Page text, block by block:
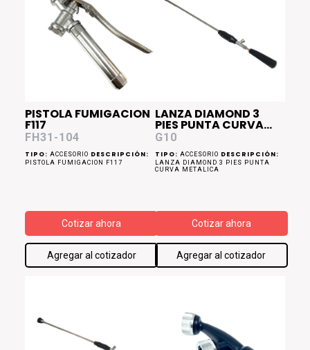
PISTOLA FUMIGACION
F117
FH31-104
TIPO: ACCESORIO DESCRIPCIÓN:
PISTOLA FUMIGACION F117
Cotizar ahora
Agregar al cotizador
LANZA DIAMOND 3
PIES PUNTA CURVA
METALICA
G10
TIPO: ACCESORIO DESCRIPCIÓN:
LANZA DIAMOND 3 PIES PUNTA
CURVA METALICA
Cotizar ahora
Agregar al cotizador